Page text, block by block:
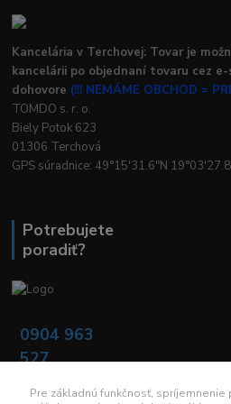
Kancelária v Terchovej: Tovar je
kancelárii po objednaní tovaru cez
dohovore (!!! NEMÁME OBCHOD =
TOMDO s. r. o.
Biely Potok 623
01306 Terchová
GPS súradnice: 49°15'31.6"N
Potrebujete
poradiť?
0904 963
527
16:00
Pre základnú funkčnosť, spríjemnenie